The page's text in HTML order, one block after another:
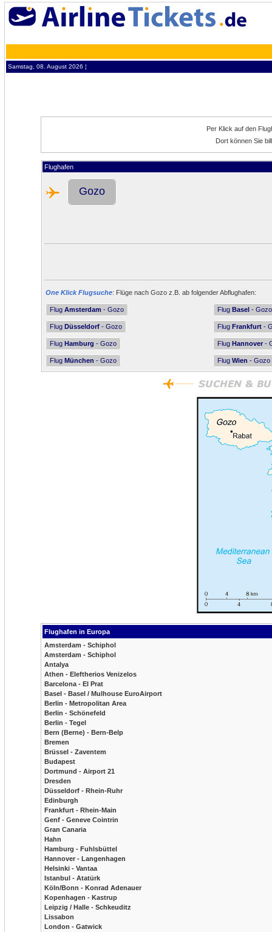
Samstag, 08. August 2026 ¦
Per Klick auf den
Dort können Sie
Flughafen
Gozo
One Klick Flugsuche: Flüge nach Gozo z.B. ab folgender Abflughafen:
Flug Amsterdam - Gozo Flug Basel - Gozo
Flug Düsseldorf - Gozo Flug Frankfurt -
Flug Hamburg - Gozo Flug Hannover -
Flug München - Gozo Flug Wien - Gozo
Flughafen in Europa
Amsterdam - Schiphol
Amsterdam - Schiphol
Antalya
Athen - Eleftherios Venizelos
Barcelona - El Prat
Basel - Basel / Mulhouse EuroAirport
Berlin - Metropolitan Area
Berlin - Schönefeld
Berlin - Tegel
Bern (Berne) - Bern-Belp
Bremen
Brüssel - Zaventem
Budapest
Dortmund - Airport 21
Dresden
Düsseldorf - Rhein-Ruhr
Edinburgh
Frankfurt - Rhein-Main
Genf - Geneve Cointrin
Gran Canaria
Hahn
Hamburg - Fuhlsbüttel
Hannover - Langenhagen
Helsinki - Vantaa
Istanbul - Atatürk
Köln/Bonn - Konrad Adenauer
Kopenhagen - Kastrup
Leipzig / Halle - Schkeuditz
Lissabon
London - Gatwick